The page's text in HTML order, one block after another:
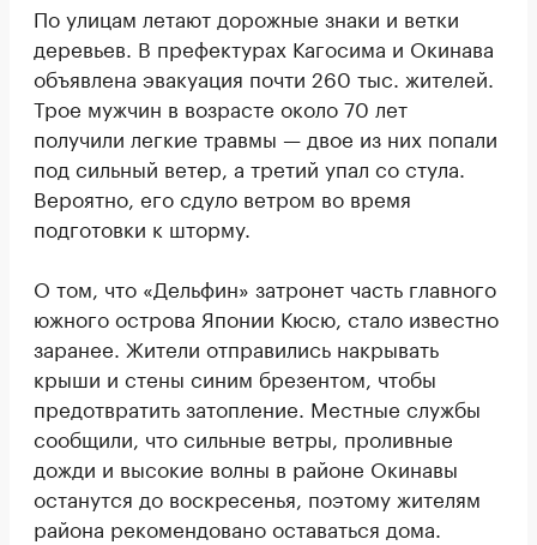
По улицам летают дорожные знаки и ветки
деревьев. В префектурах Кагосима и Окинава
объявлена эвакуация почти 260 тыс. жителей.
Трое мужчин в возрасте около 70 лет
получили легкие травмы — двое из них попали
под сильный ветер, а третий упал со стула.
Вероятно, его сдуло ветром во время
подготовки к шторму.
О том, что «Дельфин» затронет часть главного
южного острова Японии Кюсю, стало известно
заранее. Жители отправились накрывать
крыши и стены синим брезентом, чтобы
предотвратить затопление. Местные службы
сообщили, что сильные ветры, проливные
дожди и высокие волны в районе Окинавы
останутся до воскресенья, поэтому жителям
района рекомендовано оставаться дома.